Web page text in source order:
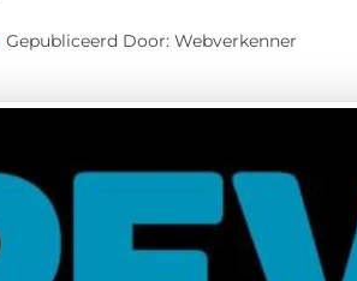
Gepubliceerd Door: Webverkenner